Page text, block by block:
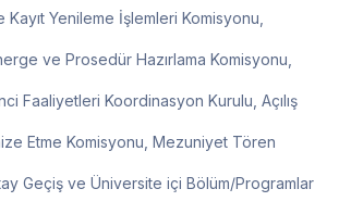
Kayıt Yenileme İşlemleri Komisyonu,
ve Prosedür Hazırlama Komisyonu,
Faaliyetleri Koordinasyon Kurulu, Açılış
Etme Komisyonu, Mezuniyet Tören
Geçiş ve Üniversite içi Bölüm/Programlar